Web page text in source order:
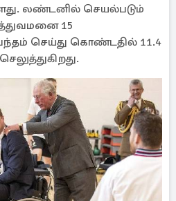
லண்டனில் செயல்படும்
15
செய்து கொண்டதில் 11.4